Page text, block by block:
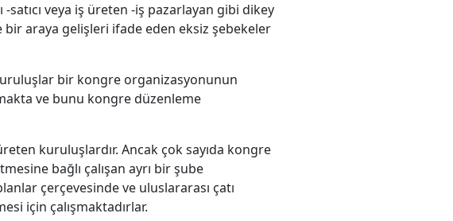
veya iş üreten -iş pazarlayan gibi dikey
araya gelişleri ifade eden eksiz şebekeler
bir kongre organizasyonunun
ve bunu kongre düzenleme
kuruluşlardır. Ancak çok sayıda kongre
bağlı çalışan ayrı bir şube
çerçevesinde ve uluslararası çatı
için çalışmaktadırlar.